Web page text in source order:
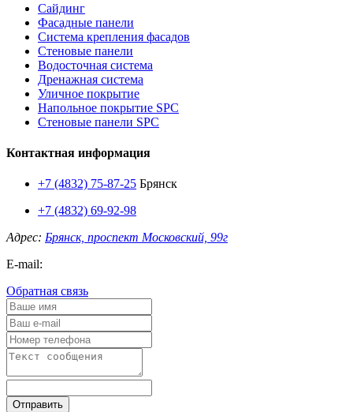
Сайдинг
Фасадные панели
Система крепления фасадов
Стеновые панели
Водосточная система
Дренажная система
Уличное покрытие
Напольное покрытие SPC
Стеновые панели SPC
Контактная информация
+7 (4832) 75-87-25 Брянск
+7 (4832) 69-92-98
Адрес: Брянск, проспект Московский, 99г
E-mail:
Обратная связь
Отправить